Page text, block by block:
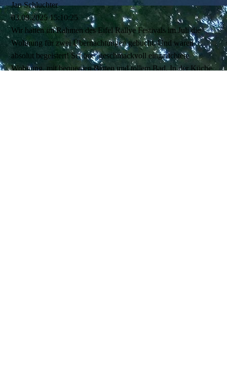
Jan Schluchter
03.08.2025 15:10:25
Wir hatten im Rahmen des Eifel Rallye Festivals im Juli die
Wohnung für zwei Übernachtungen gebucht. Und waren
absolut begeistert! Schöne, geschmackvoll eingerichtete
Wohnung, mit bequemen Betten und tollem Bad. In der Küche